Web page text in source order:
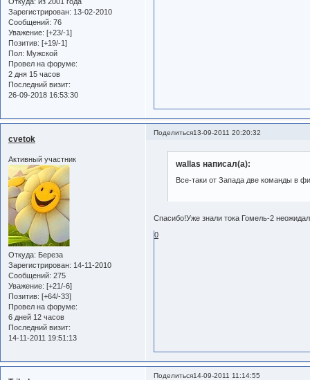
Зарегистрирован: 13-02-2010
Сообщений: 76
Уважение: [+23/-1]
Позитив: [+19/-1]
Пол: Мужской
Провел на форуме:
2 дня 15 часов
Последний визит:
26-09-2018 16:53:30
Поделиться13-09-2011 20:20:32
cvetok
Активный участник
Откуда: Береза
Зарегистрирован: 14-11-2010
Сообщений: 275
Уважение: [+21/-6]
Позитив: [+64/-33]
Провел на форуме:
6 дней 12 часов
Последний визит:
14-11-2011 19:51:13
wallas написал(а):
Все-таки от Запада две команды в
Спасибо!Уже знали тока Гомель-2
0
Поделиться14-09-2011 11:14:55